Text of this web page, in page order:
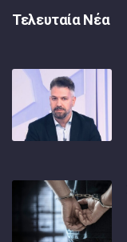
Τελευταία Νέα